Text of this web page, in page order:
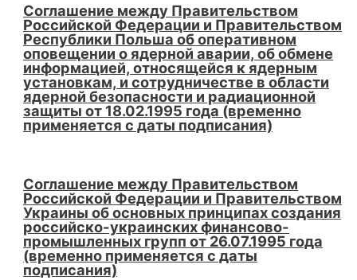
Соглашение между Правительством
Российской Федерации и Правительством
Республики Польша об оперативном
оповещении о ядерной аварии, об обмене
информацией, относящейся к ядерным
установкам, и сотрудничестве в области
ядерной безопасности и радиационной
защиты от 18.02.1995 года (временно
применяется с даты подписания)
Соглашение между Правительством
Российской Федерации и Правительством
Украины об основных принципах создания
российско-украинских финансово-
промышленных групп от 26.07.1995 года
(временно применяется с даты
подписания)